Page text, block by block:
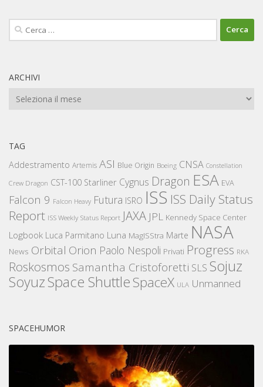
Ricerca
per:
ARCHIVI
Archivi
TAG
Addestramento Artemis ASI Blue Origin Boeing CNSA Constellation
Crew Dragon CST-100 Starliner Cygnus Dragon ESA EVA
Falcon 9 Falcon Heavy Futura ISRO ISS ISS Daily Status
Report ISS Weekly Status Report JAXA JPL Kennedy Space Center
Logbook Luca Parmitano Luna MagISStra Marte NASA
News Orbital Orion Paolo Nespoli Privati Progress RKA
Roskosmos Samantha Cristoforetti SLS Sojuz
SoyuzSpace ShuttleSpaceX ULA Unmanned
SPACEHUMOR